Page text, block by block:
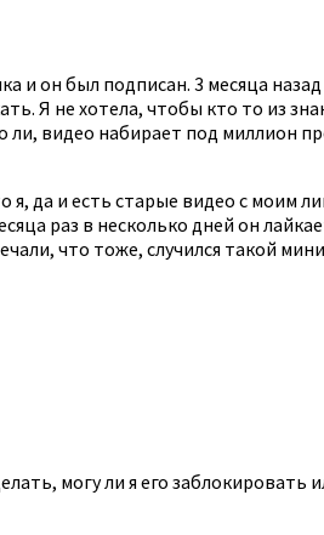
и он был подписан. 3 месяца
Я не хотела, чтобы кто то из
видео набирает под миллион
да и есть старые видео с моим
раз в несколько дней он
что тоже, случился такой
могу ли я его